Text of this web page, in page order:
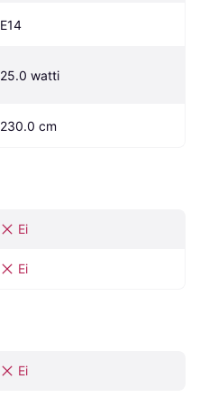
E14
25.0 watti
230.0 cm
Ei
Ei
Ei